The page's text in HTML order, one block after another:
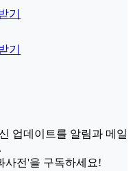
기
기
업데이트를 알림과 메일
사전'을 구독하세요!